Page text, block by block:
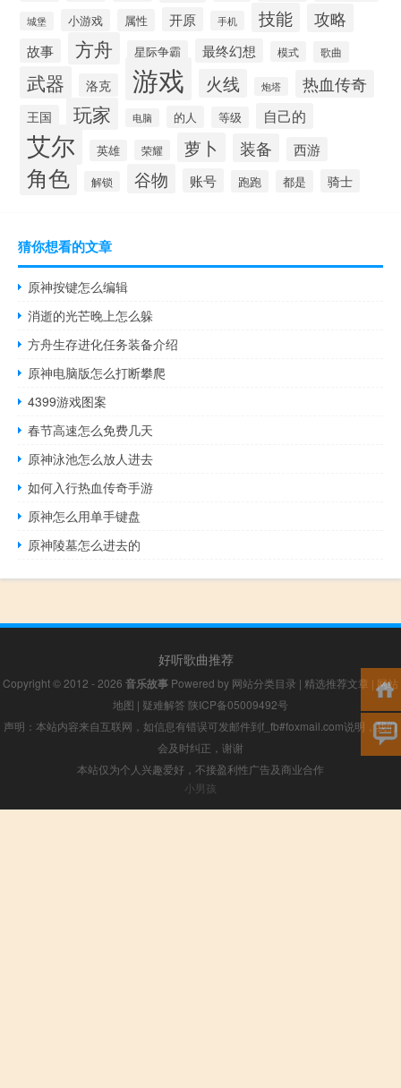
城堡 小游戏 属性 开原 手机 技能 攻略
故事 方舟 星际争霸 最终幻想 模式 歌曲
武器 洛克 游戏 火线 炮塔 热血传奇
王国 玩家 电脑 的人 等级 自己的
艾尔 英雄 荣耀 萝卜 装备 西游
角色 解锁 谷物 账号 跑跑 都是 骑士
猜你想看的文章
原神按键怎么编辑
消逝的光芒晚上怎么躲
方舟生存进化任务装备介绍
原神电脑版怎么打断攀爬
4399游戏图案
春节高速怎么免费几天
原神泳池怎么放人进去
如何入行热血传奇手游
原神怎么用单手键盘
原神陵墓怎么进去的
好听歌曲推荐
Copyright © 2012 - 2026 音乐故事 Powered by 网站分类目录 | 精选推荐文章 | 网站
地图 | 疑难解答 陕ICP备05009492号
声明：本站内容来自互联网，如信息有错误可发邮件到f_fb#foxmail.com说明，我们
会及时纠正，谢谢
本站仅为个人兴趣爱好，不接盈利性广告及商业合作
小男孩